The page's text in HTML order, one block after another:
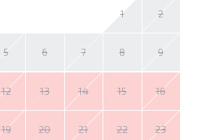
1 2
5 6 7 8 9
12 13 14 15 16
19 20 21 22 23